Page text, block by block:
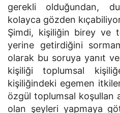
gerekli olduğundan,
kolayca gözden
Şimdi, kişiliğin birey ve
yerine getirdiğini
olarak bu soruya yanıt
kişiliği toplumsal
kişiliğindeki egemen
özgül toplumsal koşullan
olan şeyleri yapmaya